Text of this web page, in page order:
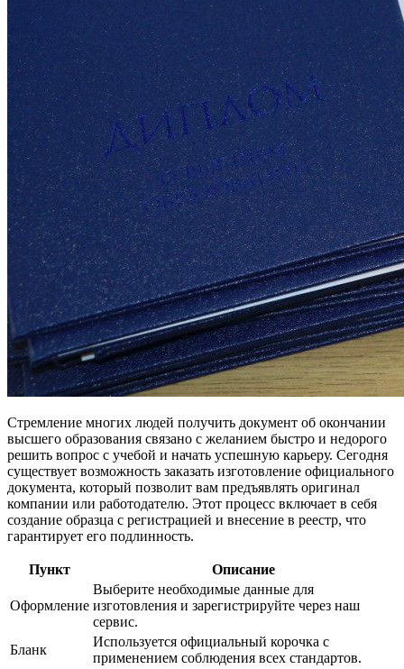
Стремление многих людей получить документ об окончании
высшего образования связано с желанием быстро и недорого
решить вопрос с учебой и начать успешную карьеру. Сегодня
существует возможность заказать изготовление официального
документа, который позволит вам предъявлять оригинал
компании или работодателю. Этот процесс включает в себя
создание образца с регистрацией и внесение в реестр, что
гарантирует его подлинность.
Пункт Описание
Оформление
Выберите необходимые данные для
изготовления и зарегистрируйте через наш
сервис.
Бланк
Используется официальный корочка с
применением соблюдения всех стандартов.